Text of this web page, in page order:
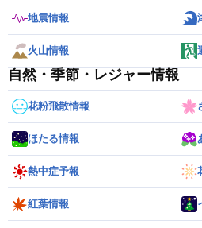
地震情報
火山情報
自然・季節・レジャー情報
花粉飛散情報
ほたる情報
熱中症予報
紅葉情報